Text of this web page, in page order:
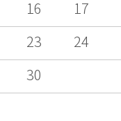
16 17
23 24
30